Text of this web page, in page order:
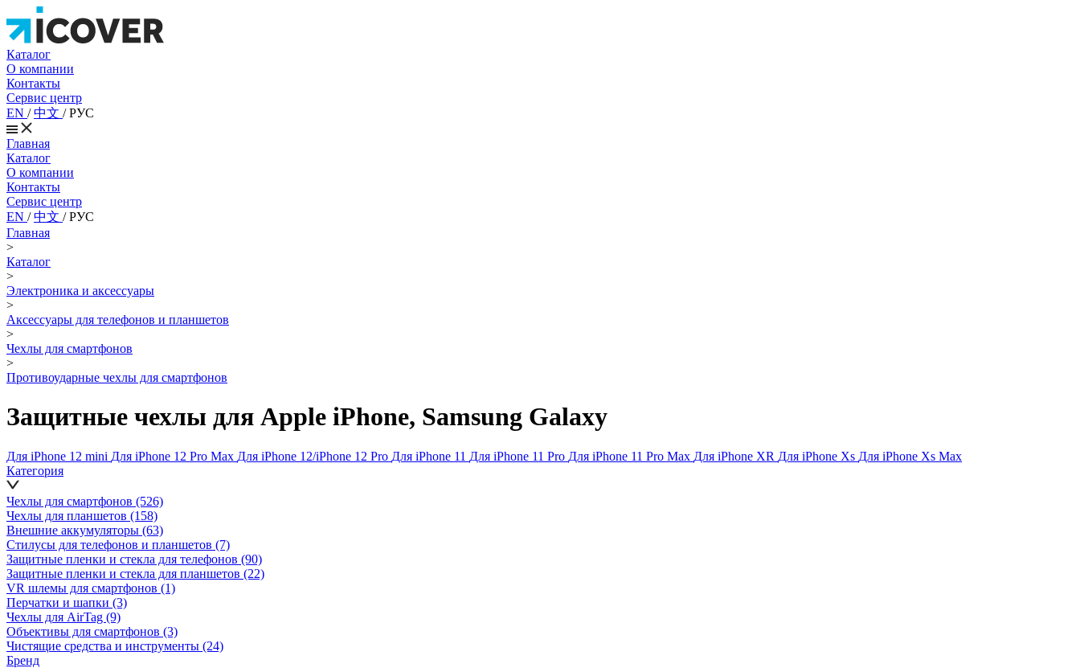
Каталог
О компании
Контакты
Сервис центр
EN /中文 /РУС
Главная
Каталог
О компании
Контакты
Сервис центр
EN /中文 /РУС
Главная
>
Каталог
>
Электроника и аксессуары
>
Аксессуары для телефонов и планшетов
>
Чехлы для смартфонов
>
Противоударные чехлы для смартфонов
Защитные чехлы для Apple iPhone, Samsung Galaxy
Для iPhone 12 mini Для iPhone 12 Pro Max Для iPhone 12/iPhone 12 Pro Для iPhone 11 Для iPhone 11 Pro Для iPhone 11 Pro Max Для iPhone XR Для iPhone Xs Для iPhone Xs Max
Категория
Чехлы для смартфонов (526)
Чехлы для планшетов (158)
Внешние аккумуляторы (63)
Стилусы для телефонов и планшетов (7)
Защитные пленки и стекла для телефонов (90)
Защитные пленки и стекла для планшетов (22)
VR шлемы для смартфонов (1)
Перчатки и шапки (3)
Чехлы для AirTag (9)
Объективы для смартфонов (3)
Чистящие средства и инструменты (24)
Бренд